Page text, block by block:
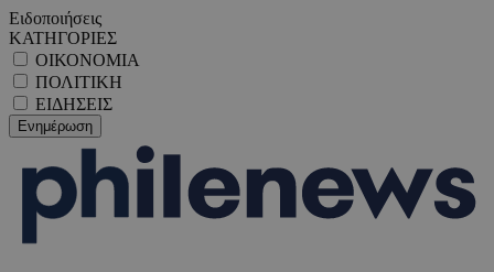
Ειδοποιήσεις
ΚΑΤΗΓΟΡΙΕΣ
ΟΙΚΟΝΟΜΙΑ
ΠΟΛΙΤΙΚΗ
ΕΙΔΗΣΕΙΣ